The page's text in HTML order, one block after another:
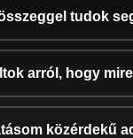
tudok
arról, hogy
közérdekű